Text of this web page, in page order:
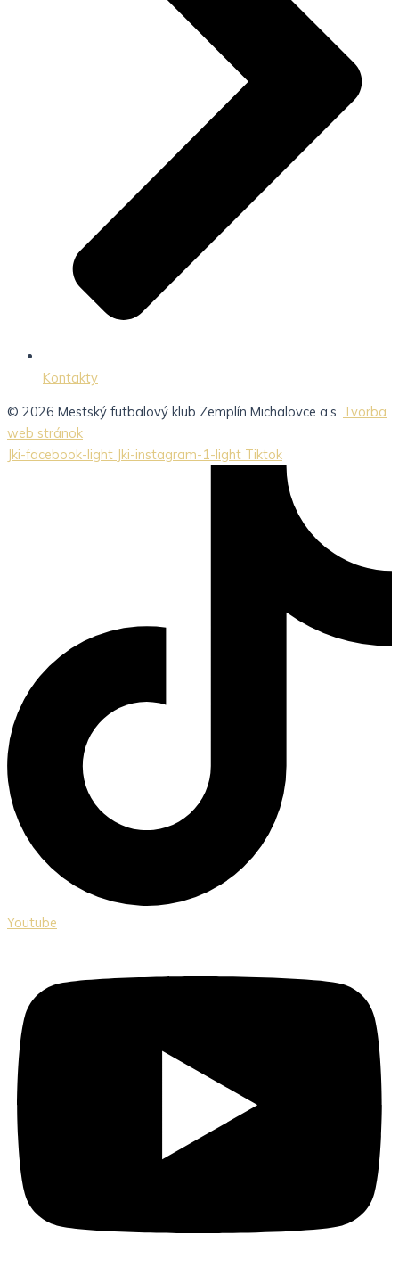
Kontakty
© 2026 Mestský futbalový klub Zemplín Michalovce a.s. Tvorba
web stránok
Jki-facebook-light Jki-instagram-1-light Tiktok
Youtube